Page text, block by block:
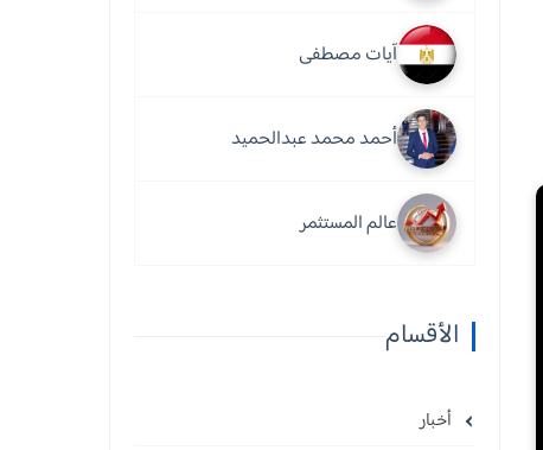
آيات مصطفى
أحمد محمد عبدالحميد
عالم المستثمر
الأقسام
أخبار